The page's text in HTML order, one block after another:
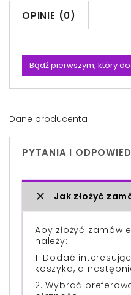
OPINIE (0)
Bądź pierwszym, który
Dane producenta
PYTANIA I
Jak złożyć
Aby złożyć
należy:
1. Dodać
koszyka, a
2. Wybrać